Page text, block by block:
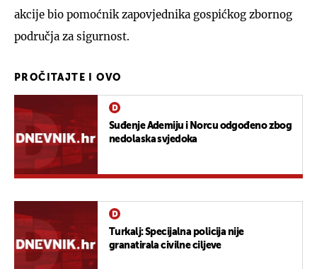
akcije bio pomoćnik zapovjednika gospićkog zbornog
područja za sigurnost.
PROČITAJTE I OVO
Suđenje Ademiju i Norcu odgođeno zbog
nedolaska svjedoka
Turkalj: Specijalna policija nije
granatirala civilne ciljeve